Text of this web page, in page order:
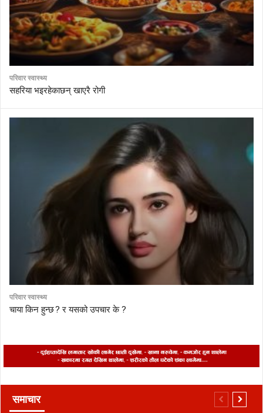
परिवार स्वास्थ्य
सहरिया भइरहेकाछन् खाएरै रोगी
परिवार स्वास्थ्य
चाया किन हुन्छ ? र यसको उपचार के ?
समाचार